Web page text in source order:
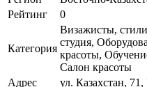
Рейтинг
0
Категория
Визажисты,
студия,
красоты,
Салон красоты
Адрес
ул. Казахстан,